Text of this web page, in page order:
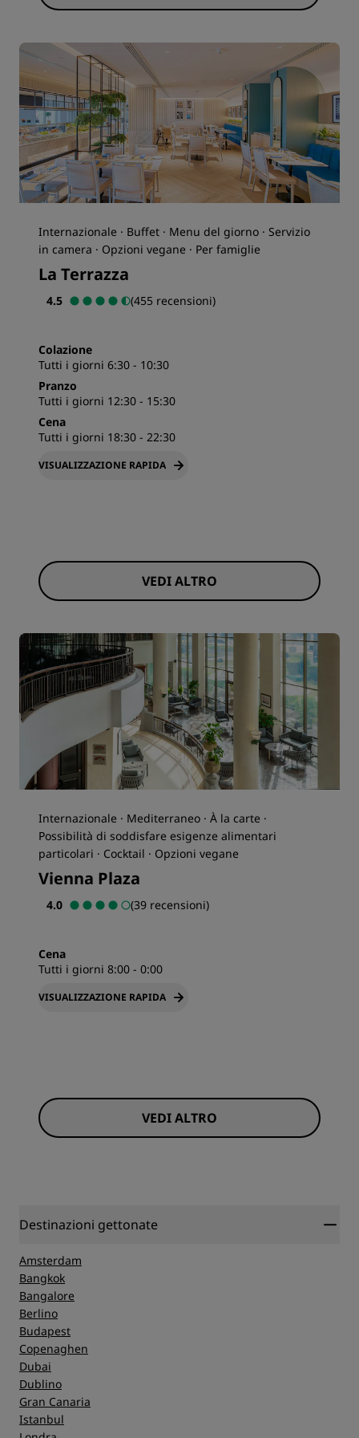
Internazionale · Buffet · Menu del giorno · Servizio
in camera · Opzioni vegane · Per famiglie
La Terrazza
4.5 (455 recensioni)
Colazione
Tutti i giorni 6:30 - 10:30
Pranzo
Tutti i giorni 12:30 - 15:30
Cena
Tutti i giorni 18:30 - 22:30
VISUALIZZAZIONE RAPIDA
VEDI ALTRO
Internazionale · Mediterraneo · À la carte ·
Possibilità di soddisfare esigenze alimentari
particolari · Cocktail · Opzioni vegane
Vienna Plaza
4.0 (39 recensioni)
Cena
Tutti i giorni 8:00 - 0:00
VISUALIZZAZIONE RAPIDA
VEDI ALTRO
Destinazioni gettonate
Amsterdam
Bangkok
Bangalore
Berlino
Budapest
Copenaghen
Dubai
Dublino
Gran Canaria
Istanbul